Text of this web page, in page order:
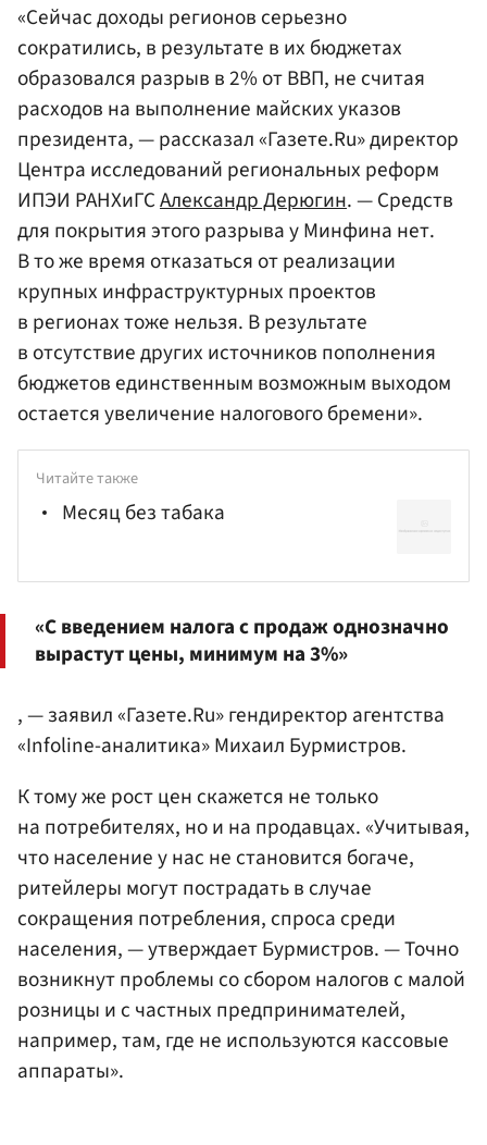
«Сейчас доходы регионов серьезно
сократились, в результате в их бюджетах
образовался разрыв в 2% от ВВП, не считая
расходов на выполнение майских указов
президента, — рассказал «Газете.Ru» директор
Центра исследований региональных реформ
ИПЭИ РАНХиГСАлександр Дерюгин. — Средств
для покрытия этого разрыва у Минфина нет.
В то же время отказаться от реализации
крупных инфраструктурных проектов
в регионах тоже нельзя. В результате
в отсутствие других источников пополнения
бюджетов единственным возможным выходом
остается увеличение налогового бремени».
Читайте также
Месяц без табака
«С введением налога с продаж однозначно
вырастут цены, минимум на 3%»
, — заявил «Газете.Ru» гендиректор агентства
«Infoline-аналитика»Михаил Бурмистров.
К тому же рост цен скажется не только
на потребителях, но и на продавцах. «Учитывая,
что население у нас не становится богаче,
ритейлеры могут пострадать в случае
сокращения потребления, спроса среди
населения, — утверждает Бурмистров. — Точно
возникнут проблемы со сбором налогов с малой
розницы и с частных предпринимателей,
например, там, где не используются кассовые
аппараты».